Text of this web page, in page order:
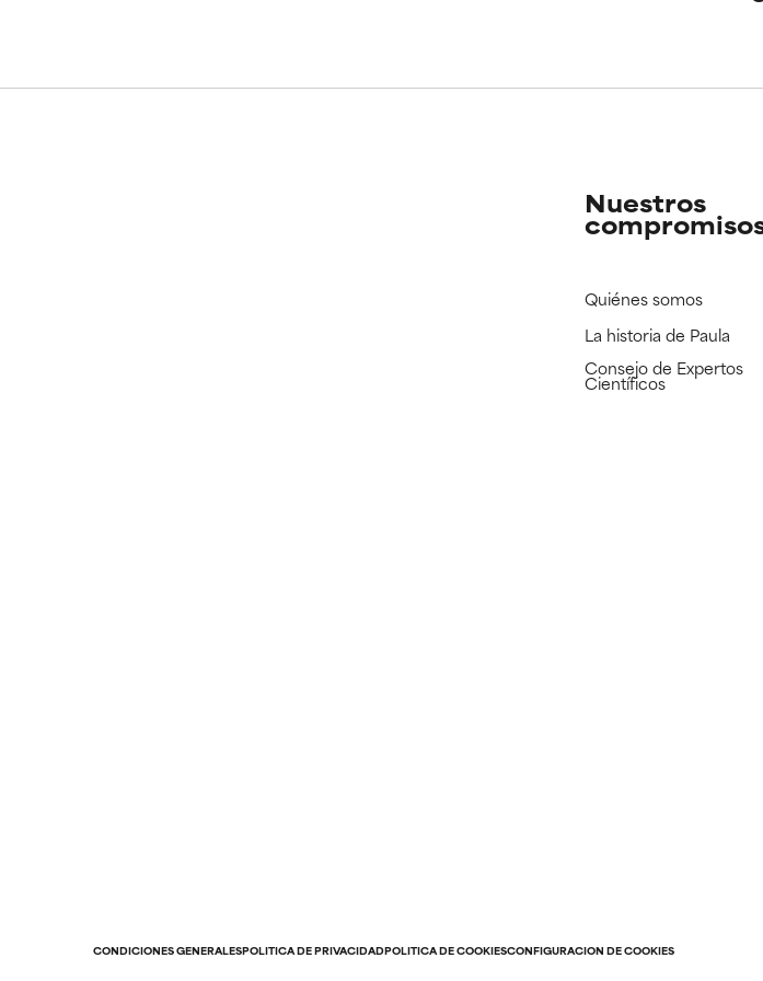
Nuestros
Quiénes somos
La historia de Paula
Consejo de Expertos
Científicos
CONDICIONES GENERALESPOLÍTICA DE PRIVACIDADPOLÍTICA DE COOKIESCONFIGURACIÓN DE COOKIES